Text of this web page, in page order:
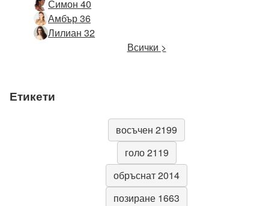
Симон 40
Амбър 36
Лилиан 32
Всички >
Етикети
восъчен 2199
голо 2119
обръснат 2014
позиране 1663